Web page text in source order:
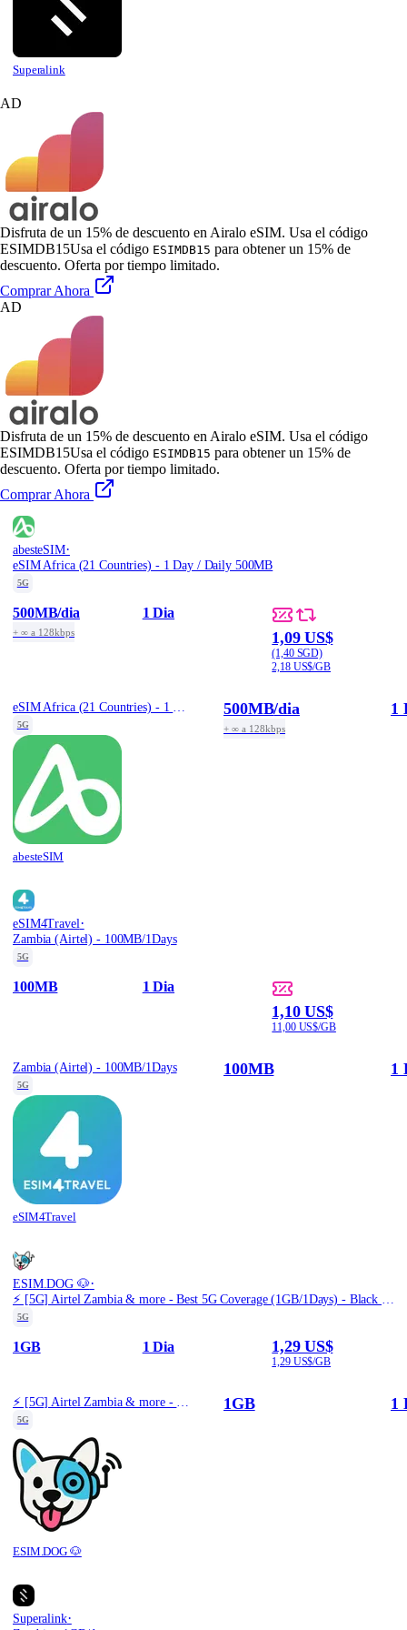
Superalink
AD
Disfruta de un 15% de descuento en Airalo eSIM. Usa el código
ESIMDB15Usa el código ESIMDB15 para obtener un 15% de
descuento. Oferta por tiempo limitado.
Comprar Ahora
AD
Disfruta de un 15% de descuento en Airalo eSIM. Usa el código
ESIMDB15Usa el código ESIMDB15 para obtener un 15% de
descuento. Oferta por tiempo limitado.
Comprar Ahora
abesteSIM·
eSIM Africa (21 Countries) - 1 Day / Daily 500MB
5G
500MB/dia
+ ∞ a 128kbps
1 Dia
1,09 US$
(1,40 SGD)
2,18 US$/GB
5G
abesteSIM
500MB/dia
+ ∞ a 128kbps
1
eSIM4Travel ·
Zambia (Airtel) - 100MB/1Days
5G
100MB 1 Dia
1,10 US$
11,00 US$/GB
Zambia (Airtel) - 100MB/1Days
5G
eSIM4Travel
100MB 1
ESIM.DOG 🐶·
5G
1GB 1 Dia 1,29 US$
1,29 US$/GB
5G
ESIM.DOG 🐶
1GB 1
Superalink·